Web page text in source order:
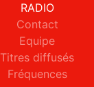
RADIO
Contact
Equipe
Titres diffusés
Fréquences